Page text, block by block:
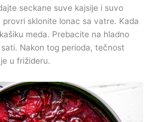
seckane suve kajsije i suvo
sklonite lonac sa vatre. Kada
meda. Prebacite na hladno
Nakon tog perioda, tečnost
u frižideru.